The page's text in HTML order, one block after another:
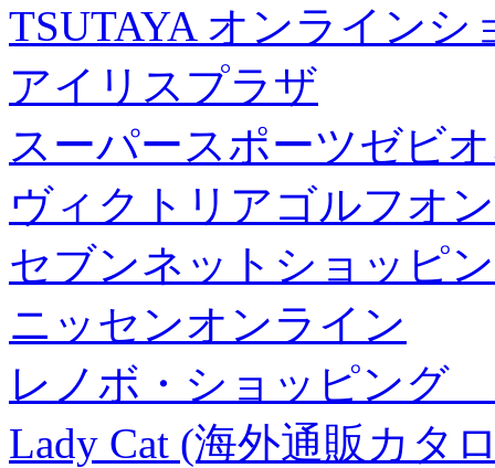
TSUTAYA オンラインシ
アイリスプラザ
スーパースポーツゼビ
ヴィクトリアゴルフオ
セブンネットショッピ
ニッセンオンライン
レノボ・ショッピング
Lady Cat (海外通販カタ